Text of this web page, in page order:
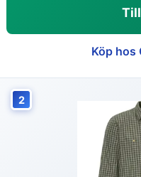
Köp hos
2